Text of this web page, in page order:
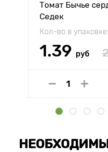
Томат Бычье
Седек
Кол-во в упаковке:
1.39 руб